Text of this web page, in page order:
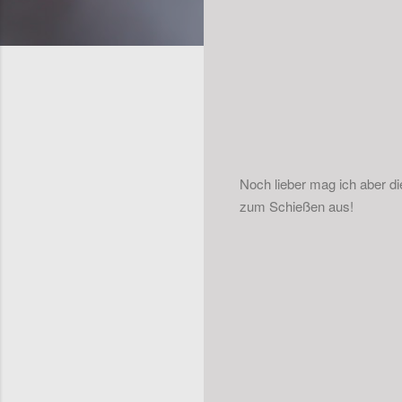
Noch lieber mag ich aber
zum Schießen aus!